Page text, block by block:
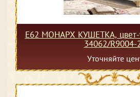
Е62 МОНАРХ КУШЕТКА, цвет-
34062/R9004-
Уточняйте